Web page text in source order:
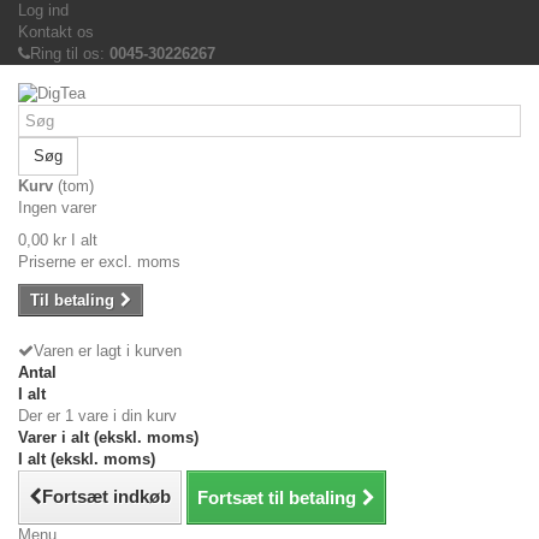
Log ind
Kontakt os
Ring til os: 0045-30226267
Søg
Kurv (tom)
Ingen varer
0,00 kr
I alt
Priserne er excl. moms
Til betaling
Varen er lagt i kurven
Antal
I alt
Der er 1 vare i din kurv
Varer i alt (ekskl. moms)
I alt (ekskl. moms)
Fortsæt indkøb Fortsæt til betaling
Menu